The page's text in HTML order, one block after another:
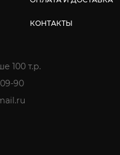
КОНТАКТЫ
100 т.р.
90